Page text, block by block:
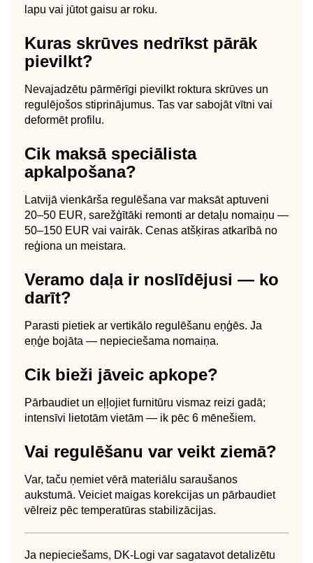
lapu vai jūtot gaisu ar roku.
Kuras skrūves nedrīkst pārāk
pievilkt?
Nevajadzētu pārmērīgi pievilkt roktura skrūves un
regulējošos stiprinājumus. Tas var sabojāt vītni vai
deformēt profilu.
Cik maksā speciālista
apkalpošana?
Latvijā vienkārša regulēšana var maksāt aptuveni
20–50 EUR, sarežģītāki remonti ar detaļu nomaiņu —
50–150 EUR vai vairāk. Cenas atšķiras atkarībā no
reģiona un meistara.
Veramo daļa ir noslīdējusi — ko
darīt?
Parasti pietiek ar vertikālo regulēšanu eņģēs. Ja
eņģe bojāta — nepieciešama nomaiņa.
Cik bieži jāveic apkope?
Pārbaudiet un eļļojiet furnitūru vismaz reizi gadā;
intensīvi lietotām vietām — ik pēc 6 mēnešiem.
Vai regulēšanu var veikt ziemā?
Var, taču ņemiet vērā materiālu saraušanos
aukstumā. Veiciet maigas korekcijas un pārbaudiet
vēlreiz pēc temperatūras stabilizācijas.
Ja nepieciešams, DK-Logi var sagatavot detalizētu